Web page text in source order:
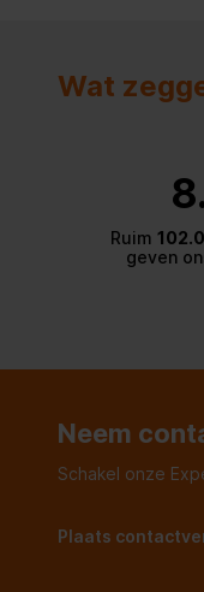
Ionic functie
Instelbare
Wat
Ruim
geven
Neem
Schakel onze
Plaats